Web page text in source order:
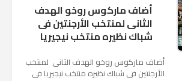
أضاف ماركوس روخو الهدف
الثانى لمنتخب الأرجنتين فى
شباك نظيره منتخب نيجيريا
أضاف ماركوس روخو الهدف الثانى لمنتخب
الأرجنتين فى شباك نظيره منتخب نيجيريا فى